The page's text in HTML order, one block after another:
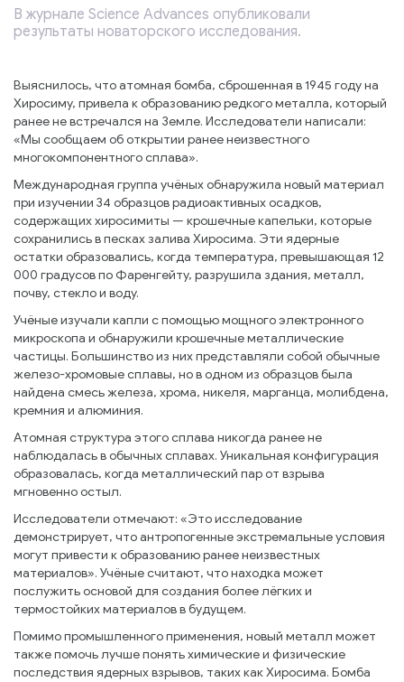
В журнале Science Advances опубликовали
результаты новаторского исследования.
Выяснилось, что атомная бомба, сброшенная в 1945 году на
Хиросиму, привела к образованию редкого металла, который
ранее не встречался на Земле. Исследователи написали:
«Мы сообщаем об открытии ранее неизвестного
многокомпонентного сплава».
Международная группа учёных обнаружила новый материал
при изучении 34 образцов радиоактивных осадков,
содержащих хиросимиты — крошечные капельки, которые
сохранились в песках залива Хиросима. Эти ядерные
остатки образовались, когда температура, превышающая 12
000 градусов по Фаренгейту, разрушила здания, металл,
почву, стекло и воду.
Учёные изучали капли с помощью мощного электронного
микроскопа и обнаружили крошечные металлические
частицы. Большинство из них представляли собой обычные
железо-хромовые сплавы, но в одном из образцов была
найдена смесь железа, хрома, никеля, марганца, молибдена,
кремния и алюминия.
Атомная структура этого сплава никогда ранее не
наблюдалась в обычных сплавах. Уникальная конфигурация
образовалась, когда металлический пар от взрыва
мгновенно остыл.
Исследователи отмечают: «Это исследование
демонстрирует, что антропогенные экстремальные условия
могут привести к образованию ранее неизвестных
материалов». Учёные считают, что находка может
послужить основой для создания более лёгких и
термостойких материалов в будущем.
Помимо промышленного применения, новый металл может
также помочь лучше понять химические и физические
последствия ядерных взрывов, таких как Хиросима. Бомба